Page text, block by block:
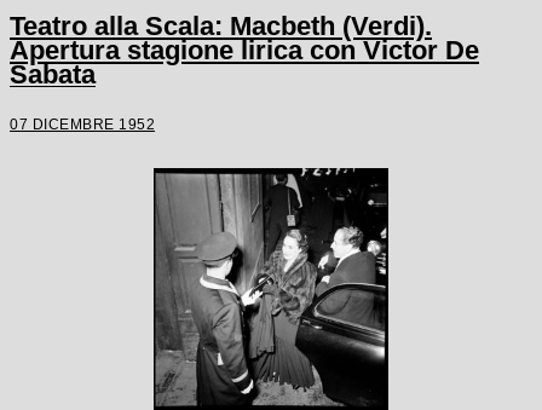
Teatro alla Scala: Macbeth (Verdi).
Apertura stagione lirica con Victor De
Sabata
07 DICEMBRE 1952